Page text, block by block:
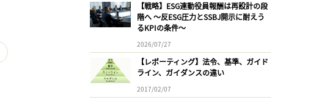
【戦略】ESG連動役員報酬は再設計の段
階へ 〜反ESG圧力とSSBJ開示に耐えう
るKPIの条件〜
2026/07/27
【レポーティング】法令、基準、ガイド
ライン、ガイダンスの違い
2017/02/07